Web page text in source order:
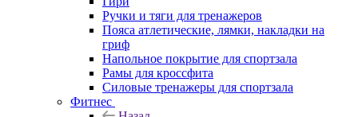
Ручки и тяги для тренажеров
Пояса атлетические, лямки, накладки на
гриф
Напольное покрытие для спортзала
Рамы для кроссфита
Силовые тренажеры для спортзала
Фитнес